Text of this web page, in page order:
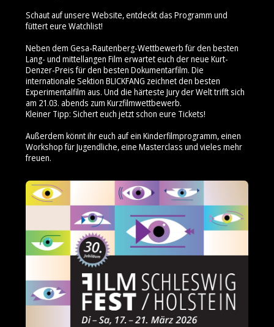
Schaut auf unsere Website, entdeckt das Programm und
füttert eure Watchlist!
Neben dem Gesa-Rautenberg-Wettbewerb für den besten
Lang- und mittellangen Film erwartet euch der neue Kurt-
Denzer-Preis für den besten Dokumentarfilm. Die
internationale Sektion BLICKFANG zeichnet den besten
Experimentalfilm aus. Und die härteste Jury der Welt trifft sich
am 21.03. abends zum Kurzfilmwettbewerb.
Kleiner Tipp: Sichert euch jetzt schon eure Tickets!
Außerdem könnt ihr euch auf ein Kinderfilmprogramm, einen
Workshop für Jugendliche, eine Masterclass und vieles mehr
freuen.